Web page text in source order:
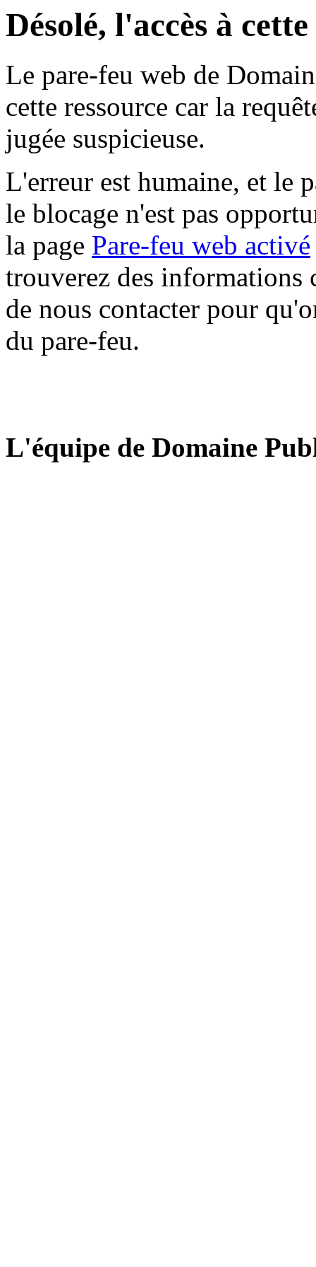
Désolé, l'accès à
Le pare-feu web de
cette ressource car la
jugée suspicieuse.
L'erreur est humaine, et le
le blocage n'est pas
la page Pare-feu web activé
trouverez des informations
de nous contacter pour
du pare-feu.
L'équipe de Domaine